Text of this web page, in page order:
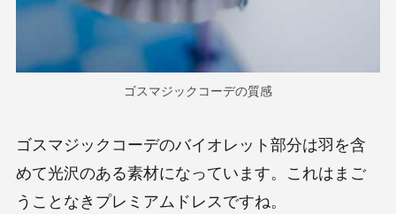
ゴスマジックコーデの質感
ゴスマジックコーデのバイオレット部分は羽を含
めて光沢のある素材になっています。これはまご
うことなきプレミアムドレスですね。